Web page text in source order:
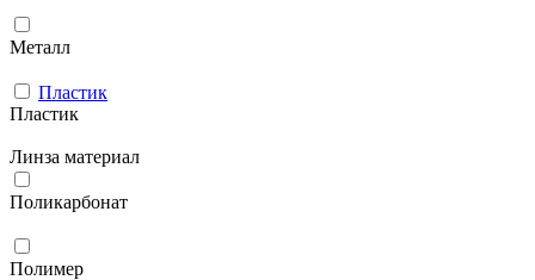
Металл
Пластик
Пластик
Линза материал
Поликарбонат
Полимер